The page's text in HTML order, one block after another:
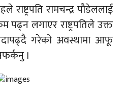
राष्ट्रपति रामचन्द्र पौडेललाई
पढ्न लगाएर राष्ट्रपतिले उक्त
गरेको अवस्थामा आफू
।